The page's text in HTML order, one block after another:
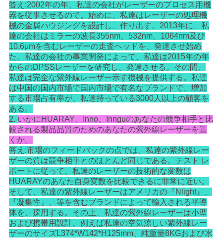
答え:2002年の年、私達の会社がレーザーのプロセス用機
器を従事させるので。始めに、私達はレーザーの処理機
械の金属ハウジングを設計し、作り出す。2013年に、私
達の会社はミラーの波長355nm、532nm、1064nm及び
10.6μmを含むレーザーの走査ヘッドを、発達させ始め
た。私達の会社の事業開発によって、私達は2015年の年
からのDPSSレーザーを研究し、発達させる。その間、
私達は完全な紫外線レーザー示す機械を提供する。私達
は中国の国内市場で国内市場で有名なブランドで、増加
する市場占有率が、私達持っている3000人以上の顧客を
ある。
2. いかにHUARAY、Inno、Innguのあなたの競争相手と比
較される製品品質のためのあなたの紫外線レーザーを置
くか。
答え:市場のフィードバックの点では、私達の紫外線レー
ザーの質は競争相手とのほとんど同じである。テスト レ
ポートに従って、私達のレーザーの技術的な変数は
HUARAYのあなた自身変数を比較できるに非常に近い。
そして、私達の紫外線レーザーはアメリカの『Nlight』、
『凝集性』、等を含むブランドによって輸入される半導
体を、採用する。その上、私達の紫外線レーザーは小型
および携帯用設計、例えば私達の空気涼しい紫外線レー
ザーのサイズL374*W142*H125mm、純重量8KGおよび水